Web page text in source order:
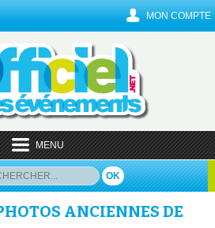
MON COMPTE
MENU
OK
ANCIENNES DE